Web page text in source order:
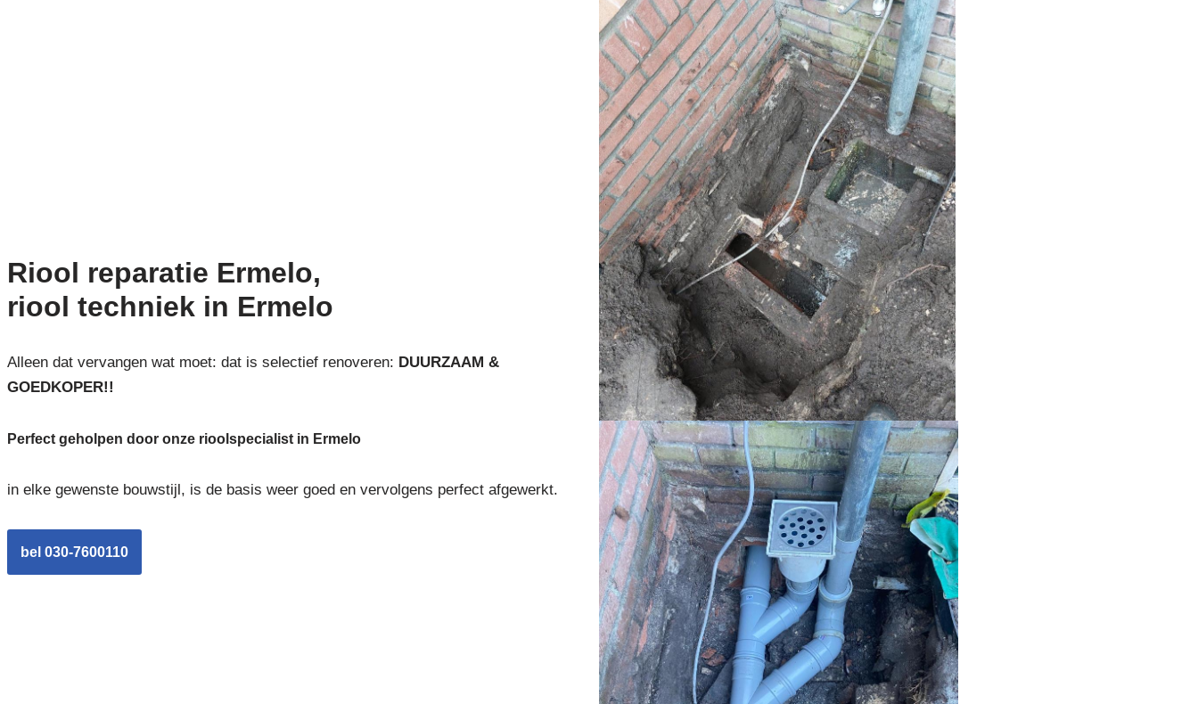
Riool reparatie Ermelo,
riool techniek in Ermelo
Alleen dat vervangen wat moet: dat is selectief renoveren: DUURZAAM &
GOEDKOPER!!
Perfect geholpen door onze rioolspecialist in Ermelo
in elke gewenste bouwstijl, is de basis weer goed en vervolgens perfect afgewerkt.
bel 030-7600110